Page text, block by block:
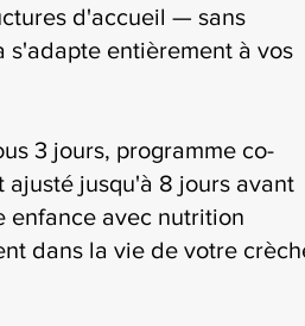
d'accueil — sans
entièrement à vos
3 jours, programme co-
jusqu'à 8 jours avant
enfance avec nutrition
dans la vie de votre